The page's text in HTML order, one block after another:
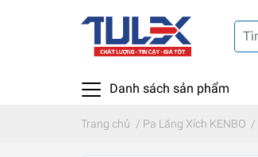
Danh sách sản phẩm
Trang chủ / Pa Lăng Xích KENBO /